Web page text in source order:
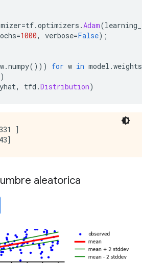
=tf.optimizers .Adam(
=1000, verbose=False);
w.numpy())) for w in model .weights
)
yhat, tfd .Distribution)
]
aleatorica